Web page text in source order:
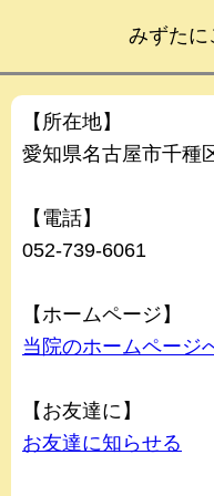
みずたに
【所在地】
愛知県名古屋市千種
【電話】
052-739-6061
【ホームページ】
当院のホームページ
【お友達に】
お友達に知らせる